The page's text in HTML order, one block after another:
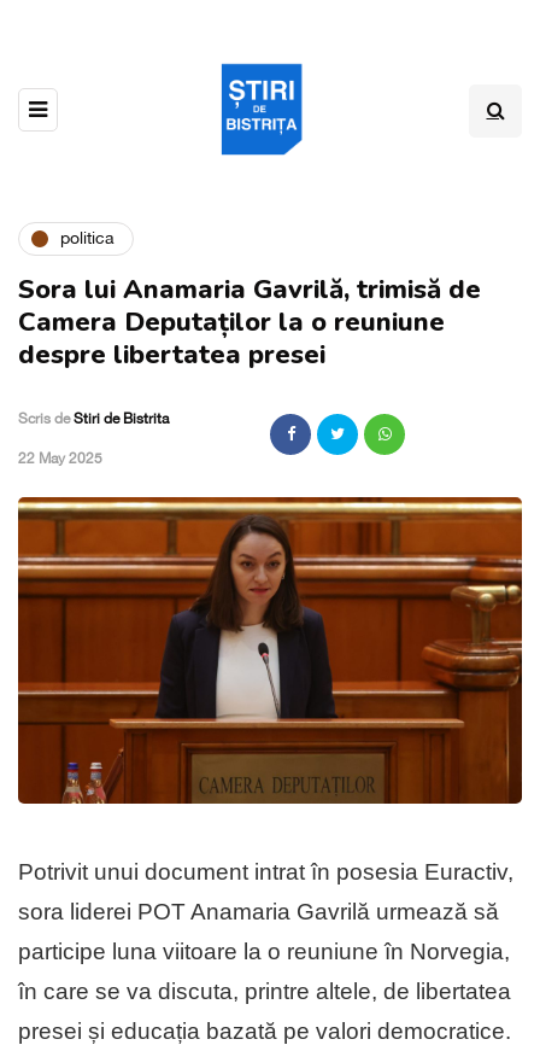
politica
Sora lui Anamaria Gavrilă, trimisă de
Camera Deputaților la o reuniune
despre libertatea presei
Scris deStiri de Bistrita
,22 May 2025
Potrivit unui document intrat în posesia Euractiv,
sora liderei POT Anamaria Gavrilă urmează să
participe luna viitoare la o reuniune în Norvegia,
în care se va discuta, printre altele, de libertatea
presei și educația bazată pe valori democratice.